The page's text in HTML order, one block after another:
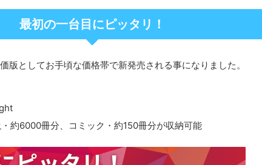
最初の一台目にピッタリ！
版としてお手頃な価格帯で新発売される事になりました。
約6000冊分、コミック・約150冊分が収納可能